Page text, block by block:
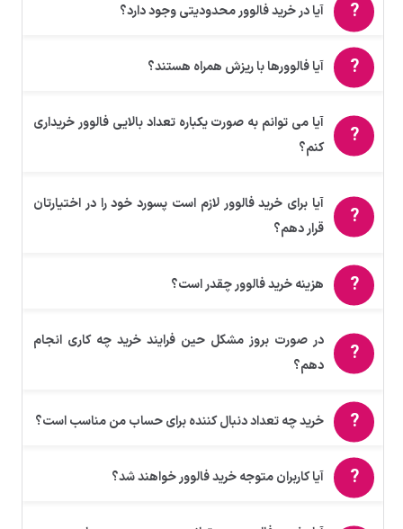
آیا در خرید فالوور محدودیتی وجود دارد؟
آیا فالوورها با ریزش همراه هستند؟
آیا می توانم به صورت یکباره تعداد بالایی فالوور خریداری
کنم؟
آیا برای خرید فالوور لازم است پسورد خود را در اختیارتان
قرار دهم؟
هزینه خرید فالوور چقدر است؟
در صورت بروز مشکل حین فرایند خرید چه کاری انجام
دهم؟
خرید چه تعداد دنبال کننده برای حساب من مناسب است؟
آیا کاربران متوجه خرید فالوور خواهند شد؟